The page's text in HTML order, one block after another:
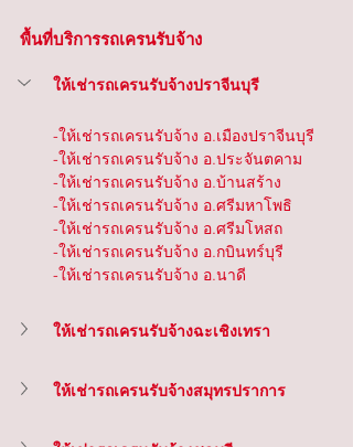
พื้นที่บริการรถเครนรับจ้าง
ให้เช่ารถเครนรับจ้างปราจีนบุรี
-ให้เช่ารถเครนรับจ้าง อ.เมืองปราจีนบุรี
-ให้เช่ารถเครนรับจ้าง อ.ประจันตคาม
-ให้เช่ารถเครนรับจ้าง อ.บ้านสร้าง
-ให้เช่ารถเครนรับจ้าง อ.ศรีมหาโพธิ
-ให้เช่ารถเครนรับจ้าง อ.ศรีมโหสถ
-ให้เช่ารถเครนรับจ้าง อ.กบินทร์บุรี
-ให้เช่ารถเครนรับจ้าง อ.นาดี
ให้เช่ารถเครนรับจ้างฉะเชิงเทรา
ให้เช่ารถเครนรับจ้างสมุทรปราการ